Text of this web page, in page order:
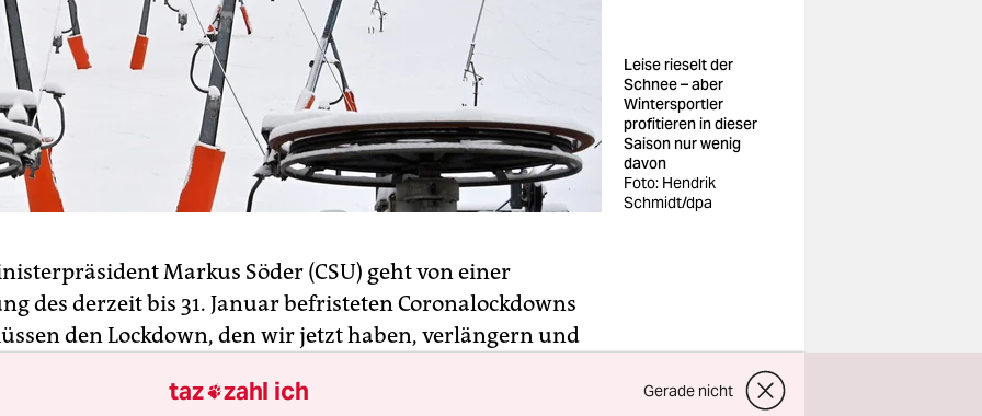
Leise rieselt der
Schnee – aber
Wintersportler
profitieren in dieser
Saison nur wenig
davon
Foto: Hendrik
Schmidt/dpa
Markus Söder (CSU) geht von einer
des derzeit bis 31. Januar befristeten Coronalockdowns
den Lockdown, den wir jetzt haben, verlängern und
der nordrhein-westfälischen CDU. Bund
taz zahl ich Gerade nicht